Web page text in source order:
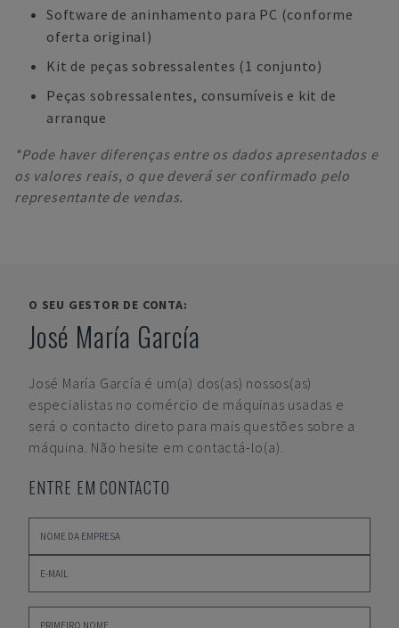
Software de aninhamento para PC (conforme
oferta original)
Kit de peças sobressalentes (1 conjunto)
Peças sobressalentes, consumíveis e kit de
arranque
*Pode haver diferenças entre os dados apresentados e
os valores reais, o que deverá ser confirmado pelo
representante de vendas.
O SEU GESTOR DE CONTA:
José María García
José María García é um(a) dos(as) nossos(as)
especialistas no comércio de máquinas usadas e
será o contacto direto para mais questões sobre a
máquina. Não hesite em contactá-lo(a).
ENTRE EM CONTACTO